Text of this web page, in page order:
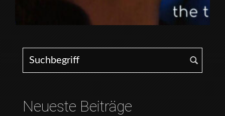
Search for:
Neueste Beiträge